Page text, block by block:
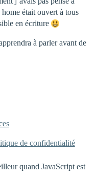
était ouvert à tous
en écriture
à parler avant de
de confidentialité
quand JavaScript est